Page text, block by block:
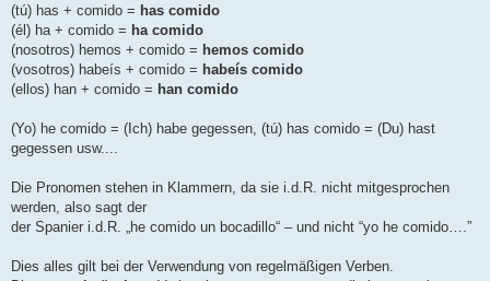
(tú) has + comido = has comido
(él) ha + comido = ha comido
(nosotros) hemos + comido = hemos comido
(vosotros) habeís + comido = habeís comido
(ellos) han + comido = han comido
(Yo) he comido = (Ich) habe gegessen, (tú) has comido = (Du) hast
gegessen usw....
Die Pronomen stehen in Klammern, da sie i.d.R. nicht mitgesprochen
werden, also sagt der
der Spanier i.d.R. „he comido un bocadillo“ – und nicht “yo he comido….”
Dies alles gilt bei der Verwendung von regelmäßigen Verben.